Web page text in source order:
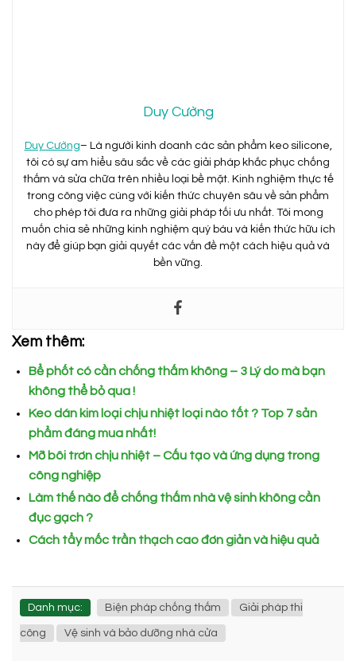
Duy Cường
Duy Cường– Là người kinh doanh các sản phẩm keo silicone,
tôi có sự am hiểu sâu sắc về các giải pháp khắc phục chống
thấm và sửa chữa trên nhiều loại bề mặt. Kinh nghiệm thực tế
trong công việc cùng với kiến thức chuyên sâu về sản phẩm
cho phép tôi đưa ra những giải pháp tối ưu nhất. Tôi mong
muốn chia sẻ những kinh nghiệm quý báu và kiến thức hữu ích
này để giúp bạn giải quyết các vấn đề một cách hiệu quả và
bền vững.
Xem thêm:
Bể phốt có cần chống thấm không – 3 Lý do mà bạn
không thể bỏ qua !
Keo dán kim loại chịu nhiệt loại nào tốt ? Top 7 sản
phẩm đáng mua nhất!
Mỡ bôi trơn chịu nhiệt – Cấu tạo và ứng dụng trong
công nghiệp
Làm thế nào để chống thấm nhà vệ sinh không cần
đục gạch ?
Cách tẩy mốc trần thạch cao đơn giản và hiệu quả
Danh mục: Biện pháp chống thấm Giải pháp thi
công Vệ sinh và bảo dưỡng nhà cửa